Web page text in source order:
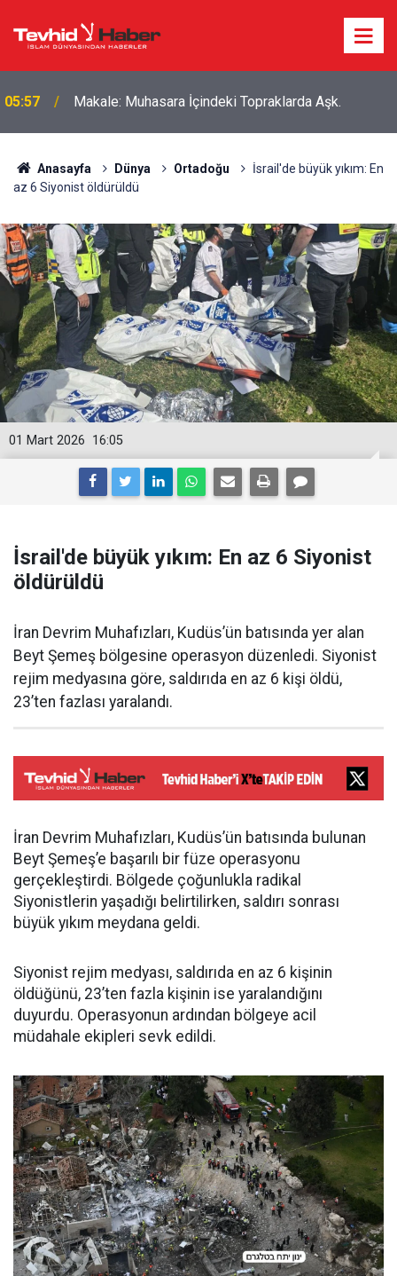
18:39
Boykottan kaçmaya çalışan Algida yeni bir marka
ismi buldu!
Anasayfa Dünya Ortadoğu
İsrail'de büyük yıkım: En
az 6 Siyonist öldürüldü
16:05
01 Mart 2026
İsrail'de büyük yıkım: En az 6 Siyonist
öldürüldü
İran Devrim Muhafızları, Kudüs’ün batısında yer alan
Beyt Şemeş bölgesine operasyon düzenledi. Siyonist
rejim medyasına göre, saldırıda en az 6 kişi öldü,
23’ten fazlası yaralandı.
İran Devrim Muhafızları, Kudüs’ün batısında bulunan
Beyt Şemeş’e başarılı bir füze operasyonu
gerçekleştirdi. Bölgede çoğunlukla radikal
Siyonistlerin yaşadığı belirtilirken, saldırı sonrası
büyük yıkım meydana geldi.
Siyonist rejim medyası, saldırıda en az 6 kişinin
öldüğünü, 23’ten fazla kişinin ise yaralandığını
duyurdu. Operasyonun ardından bölgeye acil
müdahale ekipleri sevk edildi.